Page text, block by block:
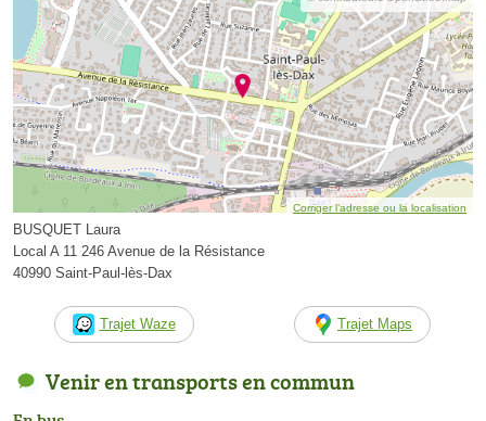
Corriger l’adresse ou la localisation
BUSQUET Laura
Local A 11 246 Avenue de la Résistance
40990 Saint-Paul-lès-Dax
Trajet Waze Trajet Maps
Venir en transports en commun